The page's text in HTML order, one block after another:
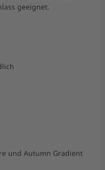
geeignet.
und Autumn Gradient